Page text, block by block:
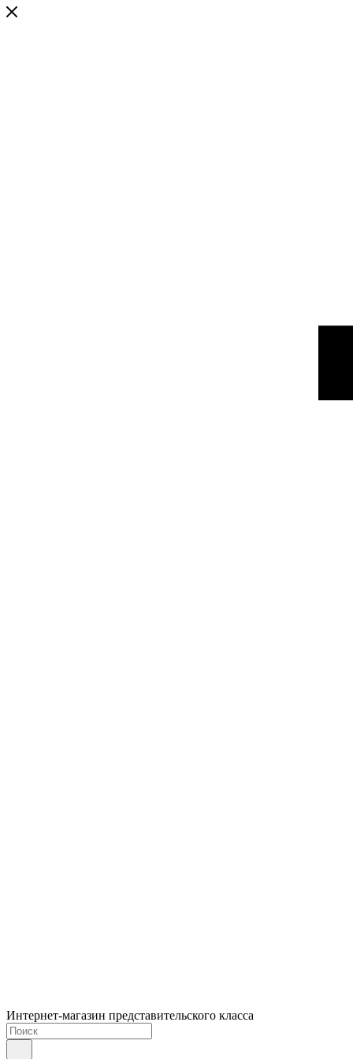
Интернет-магазин представительского класса